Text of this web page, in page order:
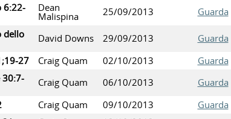
6:22-
Dean
Malispina 25/09/2013 Guarda
dello
David Downs 29/09/2013 Guarda
27
Craig Quam 02/10/2013 Guarda
30:7-
Craig Quam 06/10/2013 Guarda
Craig Quam 09/10/2013 Guarda